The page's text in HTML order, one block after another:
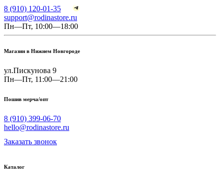
8 (910) 120-01-35
support@rodinastore.ru
Пн—Пт, 10:00—18:00
Магазин в Нижнем Новгороде
ул.Пискунова 9
Пн—Пт, 11:00—21:00
Пошив мерча/опт
8 (910) 399-06-70
hello@rodinastore.ru
Заказать звонок
Каталог